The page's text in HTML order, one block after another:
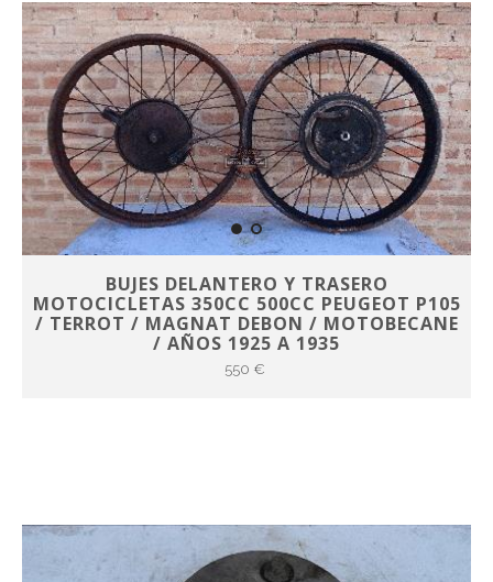
BUJES DELANTERO Y TRASERO
MOTOCICLETAS 350CC 500CC PEUGEOT P105
/ TERROT / MAGNAT DEBON / MOTOBECANE
/ AÑOS 1925 A 1935
550 €